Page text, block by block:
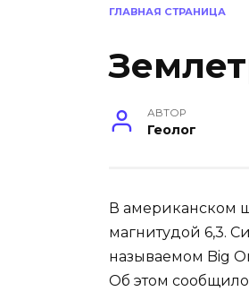
ГЛАВНАЯ СТРАНИЦА
АВТОР
Геолог
В американском
магнитудой 6,3.
называемом Big
Об этом